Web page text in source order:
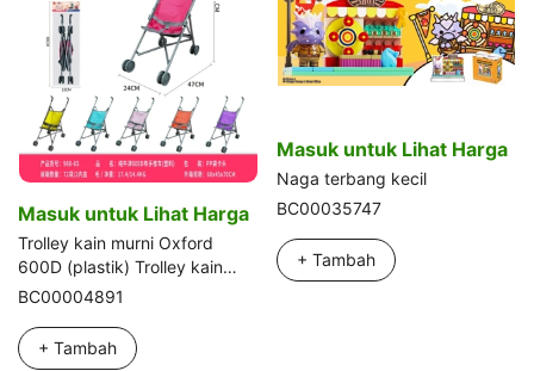
Masuk untuk Lihat Harga
Trolley kain murni Oxford
600D (plastik) Trolley kain
murni Oxford 600D (plastik)
BC00004891
+ Tambah
Masuk untuk Lihat Harga
Naga terbang kecil
BC00035747
+ Tambah